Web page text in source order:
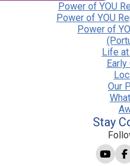
Power of YOU
Power of YOU
Power of
Life at
Early
Our
Stay